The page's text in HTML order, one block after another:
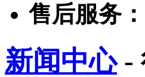
售后服务：
新闻中心-